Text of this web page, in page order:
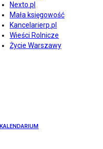
Nexto.pl
Mała księgowość
Kancelarierp.pl
Wieści Rolnicze
Życie Warszawy
KALENDARIUM